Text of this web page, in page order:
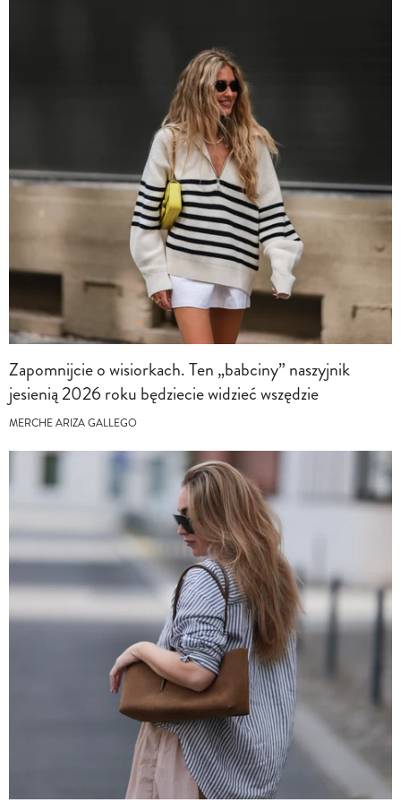
Zapomnijcie o wisiorkach. Ten „babciny” naszyjnik
jesienią 2026 roku będziecie widzieć wszędzie
MERCHE ARIZA GALLEGO